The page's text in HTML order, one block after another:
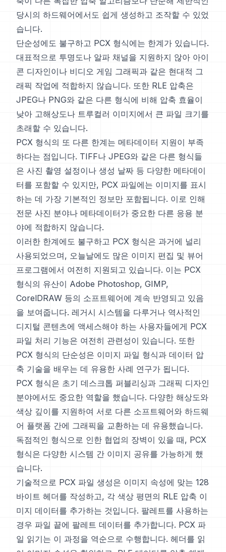
당시의 하드웨어에서도 쉽게 생성하고 조작할 수 있었
습니다.
단순성에도 불구하고 PCX 형식에는 한계가 있습니다.
대표적으로 투명도나 알파 채널을 지원하지 않아 아이
콘 디자인이나 비디오 게임 그래픽과 같은 현대적 그
래픽 작업에 적합하지 않습니다. 또한 RLE 압축은
JPEG나 PNG와 같은 다른 형식에 비해 압축 효율이
낮아 고해상도나 트루컬러 이미지에서 큰 파일 크기를
초래할 수 있습니다.
PCX 형식의 또 다른 한계는 메타데이터 지원이 부족
하다는 점입니다. TIFF나 JPEG와 같은 다른 형식들
은 사진 촬영 설정이나 생성 날짜 등 다양한 메타데이
터를 포함할 수 있지만, PCX 파일에는 이미지를 표시
하는 데 가장 기본적인 정보만 포함됩니다. 이로 인해
전문 사진 분야나 메타데이터가 중요한 다른 응용 분
야에 적합하지 않습니다.
이러한 한계에도 불구하고 PCX 형식은 과거에 널리
사용되었으며, 오늘날에도 많은 이미지 편집 및 뷰어
프로그램에서 여전히 지원되고 있습니다. 이는 PCX
형식의 유산이 Adobe Photoshop, GIMP,
CorelDRAW 등의 소프트웨어에 계속 반영되고 있음
을 보여줍니다. 레거시 시스템을 다루거나 역사적인
디지털 콘텐츠에 액세스해야 하는 사용자들에게 PCX
파일 처리 기능은 여전히 관련성이 있습니다. 또한
PCX 형식의 단순성은 이미지 파일 형식과 데이터 압
축 기술을 배우는 데 유용한 사례 연구가 됩니다.
PCX 형식은 초기 데스크톱 퍼블리싱과 그래픽 디자인
분야에서도 중요한 역할을 했습니다. 다양한 해상도와
색상 깊이를 지원하여 서로 다른 소프트웨어와 하드웨
어 플랫폼 간에 그래픽을 교환하는 데 유용했습니다.
독점적인 형식으로 인한 협업의 장벽이 있을 때, PCX
형식은 다양한 시스템 간 이미지 공유를 가능하게 했
습니다.
기술적으로 PCX 파일 생성은 이미지 속성에 맞는 128
바이트 헤더를 작성하고, 각 색상 평면의 RLE 압축 이
미지 데이터를 추가하는 것입니다. 팔레트를 사용하는
경우 파일 끝에 팔레트 데이터를 추가합니다. PCX 파
일 읽기는 이 과정을 역순으로 수행합니다. 헤더를 읽